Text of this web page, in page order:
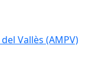
Vallès (AMPV)